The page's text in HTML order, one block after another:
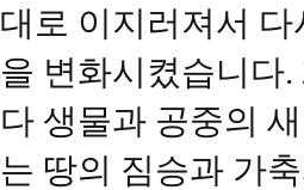
대로 이지러져서
을 변화시켰습니다
다 생물과 공중의
는 땅의 짐승과 가